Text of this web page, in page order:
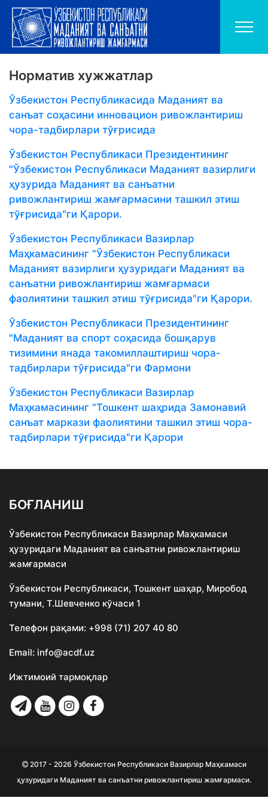
Норматив хужжатлар
Ўзбекистон Республикасида Маданият ва
санъат соҳасини инновацион ривожлантириш
чора-тадбирлари тўғрисида
Ўзбекистон Республикаси Президентининг
"Ўзбекистон Республикаси Маданият вазирлиги
ҳузурида Маданият ва санъатни
ривожлантириш жамғармасини ташкил этиш
тўғрисида"ги Қарори.
Ўзбекистон Республикаси Вазирлар
Маҳкамасининг "Ўзбекистон Республикаси
Маданият вазирлиги ҳузуридаги Маданият ва
санъатни ривожлантириш жамғармаси
фаолиятини ташкил этиш тўғрисида"ги Қарори.
Ўзбекистон Республикаси Президентининг
"Маданият ва спорт соҳасида бошқарув
тизимини янада такомиллаштириш чора-
тадбирлари тўғрисида"ги Фармони
Ўзбекистон Республикаси Вазирлар
Маҳкамасининг "Тошкент шаҳрида Замонавий
санъат маркази фаолиятини ташкил этиш чора-
тадбирлари тўғрисида"ги Қарори
БОҒЛАНИШ
Ўзбекистон Республикаси Вазирлар Маҳкамаси
ҳузуридаги Маданият ва санъатни ривожлантириш
жамғармаси
Ўзбекистон Республикаси, Тошкент шаҳар, Миробод
тумани, Т.Шевченко кўчаси 1
Телефон рақами: +998 (71) 207 40 80
Email: info@acdf.uz
Ижтимоий тармоқлар
2017 - 2026 Ўзбекистон Республикаси Вазирлар Маҳкамаси
ҳузуридаги Маданият ва санъатни ривожлантириш жамғармаси.